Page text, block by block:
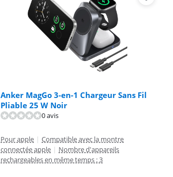
Anker MagGo 3-en-1 Chargeur Sans Fil
Pliable 25 W Noir
0 avis
Pour apple | Compatible avec la montre
connectée apple | Nombre d'appareils
rechargeables en même temps : 3